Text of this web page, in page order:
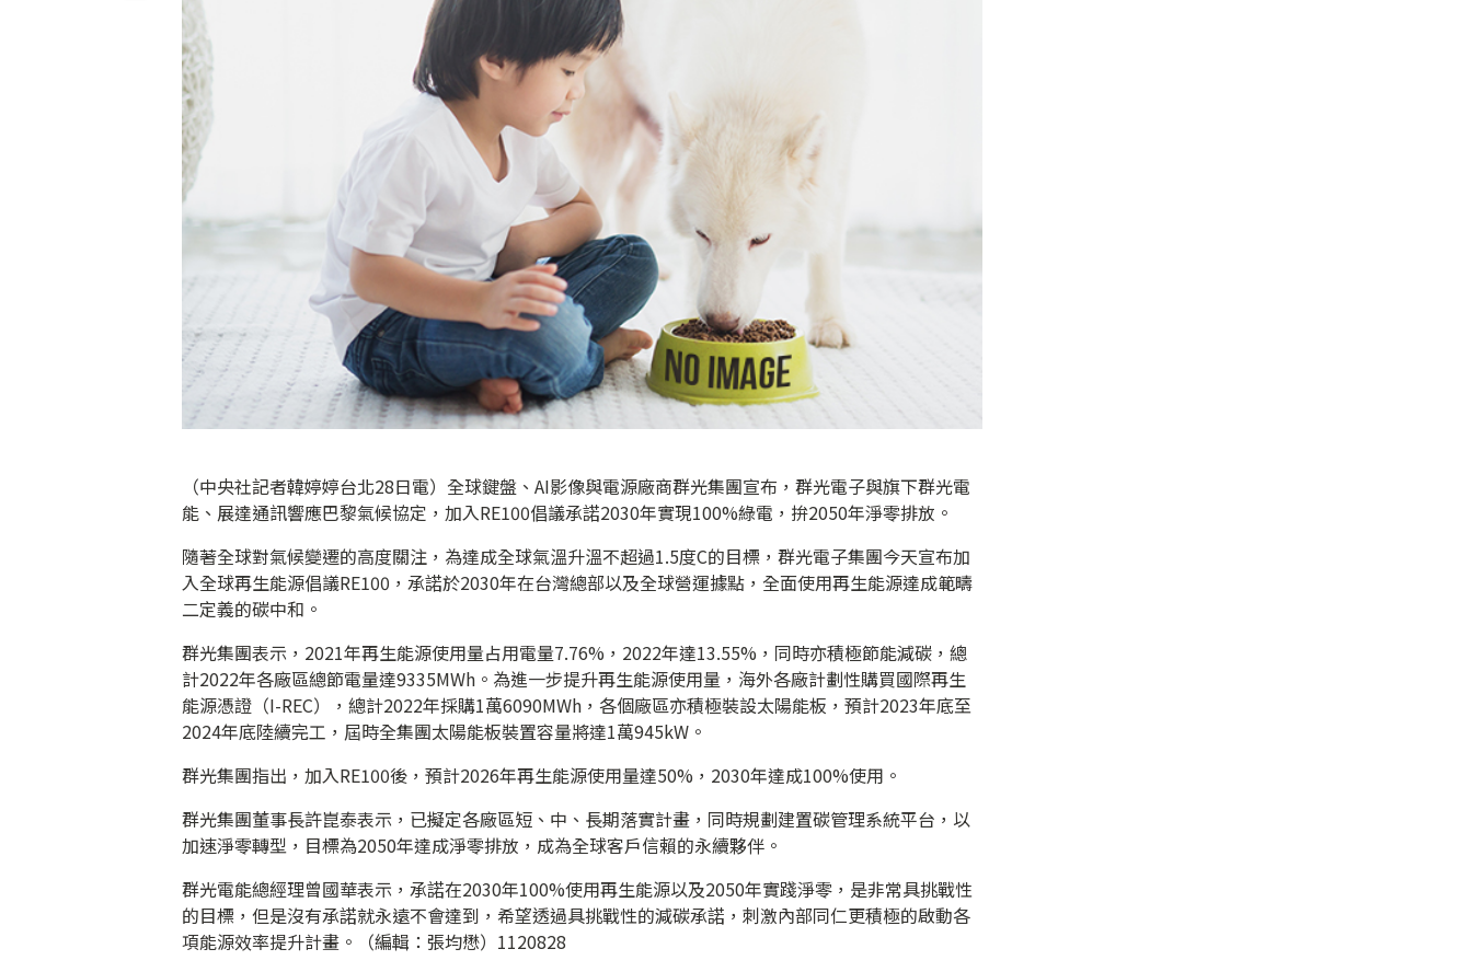
（中央社記者韓婷婷台北28日電）全球鍵盤、AI影像與電源廠商群光集團宣布，群光電子與旗下群光電
能、展達通訊響應巴黎氣候協定，加入RE100倡議承諾2030年實現100%綠電，拚2050年淨零排放。
隨著全球對氣候變遷的高度關注，為達成全球氣溫升溫不超過1.5度C的目標，群光電子集團今天宣布加
入全球再生能源倡議RE100，承諾於2030年在台灣總部以及全球營運據點，全面使用再生能源達成範疇
二定義的碳中和。
群光集團表示，2021年再生能源使用量占用電量7.76%，2022年達13.55%，同時亦積極節能減碳，總
計2022年各廠區總節電量達9335MWh。為進一步提升再生能源使用量，海外各廠計劃性購買國際再生
能源憑證（I-REC），總計2022年採購1萬6090MWh，各個廠區亦積極裝設太陽能板，預計2023年底至
2024年底陸續完工，屆時全集團太陽能板裝置容量將達1萬945kW。
群光集團指出，加入RE100後，預計2026年再生能源使用量達50%，2030年達成100%使用。
群光集團董事長許崑泰表示，已擬定各廠區短、中、長期落實計畫，同時規劃建置碳管理系統平台，以
加速淨零轉型，目標為2050年達成淨零排放，成為全球客戶信賴的永續夥伴。
群光電能總經理曾國華表示，承諾在2030年100%使用再生能源以及2050年實踐淨零，是非常具挑戰性
的目標，但是沒有承諾就永遠不會達到，希望透過具挑戰性的減碳承諾，刺激內部同仁更積極的啟動各
項能源效率提升計畫。（編輯：張均懋）1120828